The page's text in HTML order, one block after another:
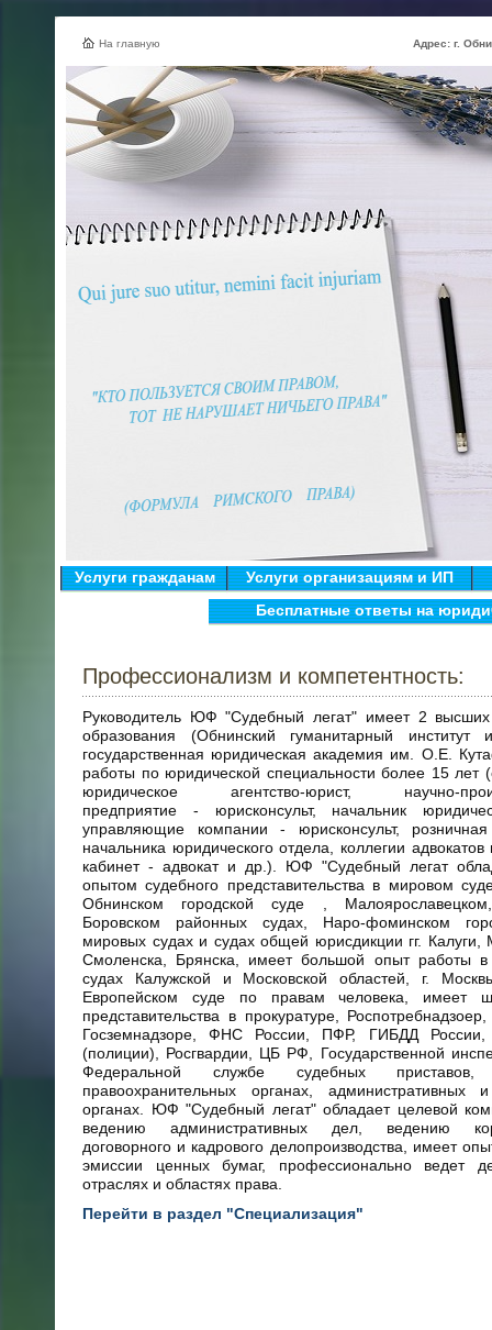
На главную Адрес: г. Обнинск, ул.
Услуги гражданам
Услуги организациям и ИП
Бесплатные ответы на
Профессионализм и компетентность:
Руководитель ЮФ "Судебный легат" имеет 2 высших
образования (Обнинский гуманитарный институт
государственная юридическая академия им. О.Е.
работы по юридической специальности более 15 лет
юридическое агентство-юрист, научно-
предприятие - юрисконсульт, начальник
управляющие компании - юрисконсульт,
начальника юридического отдела, коллегии адвокатов
кабинет - адвокат и др.). ЮФ "Судебный легат
опытом судебного представительства в мировом
Обнинском городской суде ,
Боровском районных судах, Наро-фоминском
мировых судах и судах общей юрисдикции гг. Калуги,
Смоленска, Брянска, имеет большой опыт работы в
судах Калужской и Московской областей, г.
Европейском суде по правам человека, имеет
представительства в прокуратуре,
Госземнадзоре, ФНС России, ПФР, ГИБДД
(полиции), Росгвардии, ЦБ РФ, Государственной
Федеральной службе судебных
правоохранительных органах, административных
органах. ЮФ "Судебный легат" обладает целевой
ведению административных дел, ведению
договорного и кадрового делопроизводства, имеет
эмиссии ценных бумаг, профессионально ведет
отраслях и областях права.
Перейти в раздел "Специализация"